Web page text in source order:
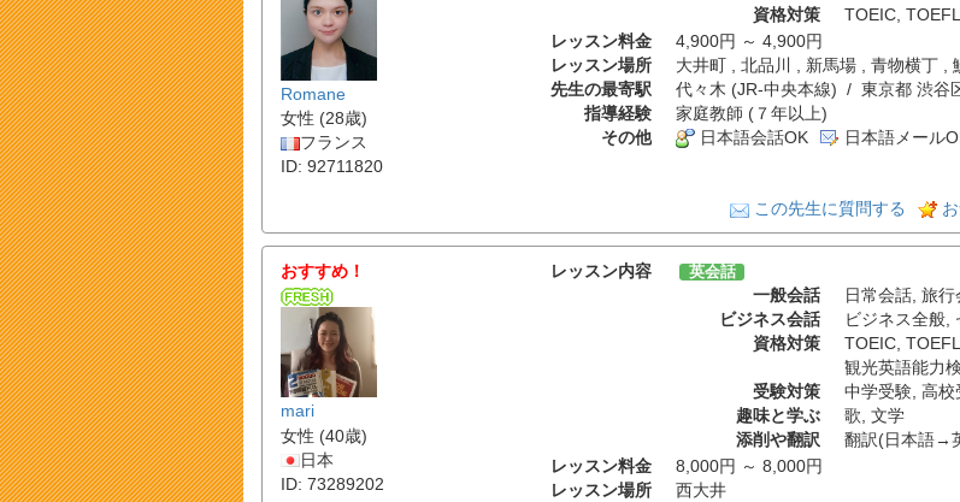
Romane
女性 (28歳)
フランス
ID: 92711820
資格対策
TOEIC, TOEFL
レッスン料金
4,900円 ～ 4,900円
レッスン場所
大井町 , 北品川 , 新馬場 , 青物横丁 ,
先生の最寄駅
代々木 (JR-中央本線) / 東京都 渋谷
指導経験
家庭教師 (７年以上)
その他
日本語会話OK 日本語メール
この先生に質問する
おすすめ！
mari
女性 (40歳)
日本
ID: 73289202
レッスン内容 英会話
一般会話 日常会話, 旅行
ビジネス会話
ビジネス全般,
資格対策
TOEIC, TOEFL
観光英語能力
受験対策
中学受験, 高校
趣味と学ぶ
歌, 文学
添削や翻訳
翻訳(日本語→
レッスン料金
8,000円 ～ 8,000円
レッスン場所
西大井